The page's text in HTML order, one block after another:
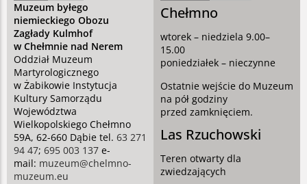
Muzeum byłego
niemieckiego Obozu
Zagłady Kulmhof
w Chełmnie nad Nerem
Oddział Muzeum
Martyrologicznego
w Żabikowie Instytucja
Kultury Samorządu
Województwa
Wielkopolskiego Chełmno
59A, 62-660 Dąbie tel. 63 271
94 47; 695 003 137 e-
mail: muzeum@chelmno-
muzeum.eu
Chełmno
wtorek – niedziela 9.00–
15.00
poniedziałek – nieczynne
Ostatnie wejście do Muzeum
na pół godziny
przed zamknięciem.
Las Rzuchowski
Teren otwarty dla
zwiedzających